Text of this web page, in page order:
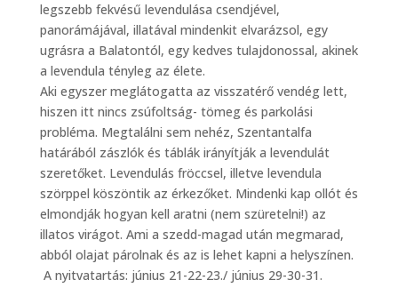
legszebb fekvésű levendulása csendjével,
panorámájával, illatával mindenkit elvarázsol, egy
ugrásra a Balatontól, egy kedves tulajdonossal, akinek
a levendula tényleg az élete.
Aki egyszer meglátogatta az visszatérő vendég lett,
hiszen itt nincs zsúfoltság- tömeg és parkolási
probléma. Megtalálni sem nehéz, Szentantalfa
határából zászlók és táblák irányítják a levendulát
szeretőket. Levendulás fröccsel, illetve levendula
szörppel köszöntik az érkezőket. Mindenki kap ollót és
elmondják hogyan kell aratni (nem szüretelni!) az
illatos virágot. Ami a szedd-magad után megmarad,
abból olajat párolnak és az is lehet kapni a helyszínen.
A nyitvatartás: június 21-22-23./ június 29-30-31.